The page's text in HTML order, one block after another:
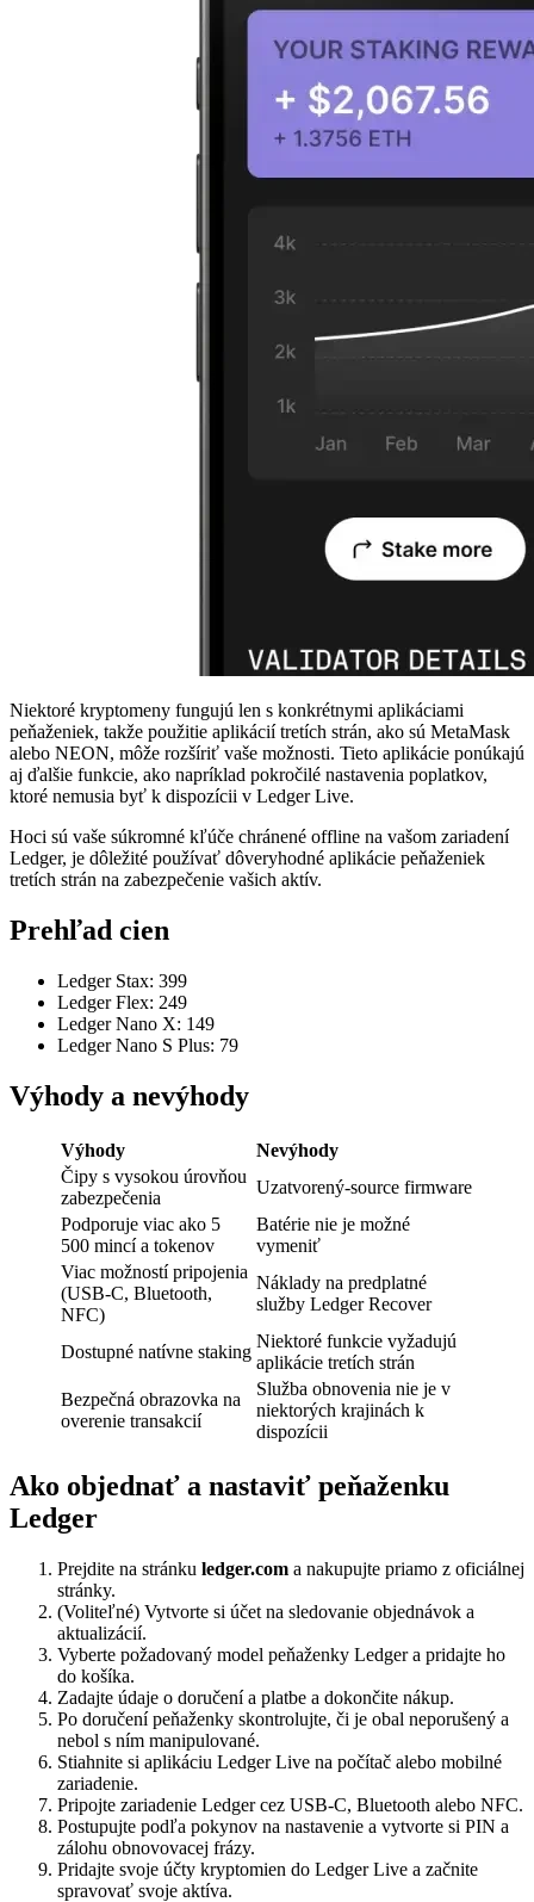
Niektoré kryptomeny fungujú len s konkrétnymi aplikáciami
peňaženiek, takže použitie aplikácií tretích strán, ako sú MetaMask
alebo NEON, môže rozšíriť vaše možnosti. Tieto aplikácie ponúkajú
aj ďalšie funkcie, ako napríklad pokročilé nastavenia poplatkov,
ktoré nemusia byť k dispozícii v Ledger Live.
Hoci sú vaše súkromné kľúče chránené offline na vašom zariadení
Ledger, je dôležité používať dôveryhodné aplikácie peňaženiek
tretích strán na zabezpečenie vašich aktív.
Prehľad cien
Ledger Stax: 399
Ledger Flex: 249
Ledger Nano X: 149
Ledger Nano S Plus: 79
Výhody a nevýhody
Výhody
Nevýhody
Čipy s vysokou úrovňou
zabezpečenia
Uzatvorený-source firmware
Podporuje viac ako 5
500 mincí a tokenov
Batérie nie je možné
vymeniť
Viac možností pripojenia
(USB-C, Bluetooth,
NFC)
Náklady na predplatné
služby Ledger Recover
Dostupné natívne staking
Niektoré funkcie vyžadujú
aplikácie tretích strán
Bezpečná obrazovka na
overenie transakcií
Služba obnovenia nie je v
niektorých krajinách k
dispozícii
Ako objednať a nastaviť peňaženku
Ledger
Prejdite na stránku ledger.com a nakupujte priamo z oficiálnej
stránky.
(Voliteľné) Vytvorte si účet na sledovanie objednávok a
aktualizácií.
Vyberte požadovaný model peňaženky Ledger a pridajte ho
do košíka.
Zadajte údaje o doručení a platbe a dokončite nákup.
Po doručení peňaženky skontrolujte, či je obal neporušený a
nebol s ním manipulované.
Stiahnite si aplikáciu Ledger Live na počítač alebo mobilné
zariadenie.
Pripojte zariadenie Ledger cez USB-C, Bluetooth alebo NFC.
Postupujte podľa pokynov na nastavenie a vytvorte si PIN a
zálohu obnovovacej frázy.
Pridajte svoje účty kryptomien do Ledger Live a začnite
spravovať svoje aktíva.